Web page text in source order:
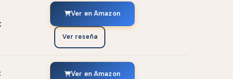
Ver en Amazon
Ver reseña
Ver en Amazon